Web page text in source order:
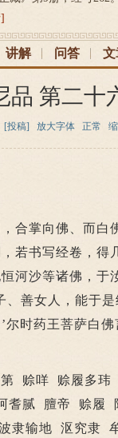
讲解 问答 文
品 第二十
[投稿] 放大字体 正常
掌向佛、而白
若书写经卷，得
河沙等诸佛，于
、善女人，能于
尔时药王菩萨白
赊咩 赊履多玮
腻 膻帝 赊履
隶输地 沤究隶